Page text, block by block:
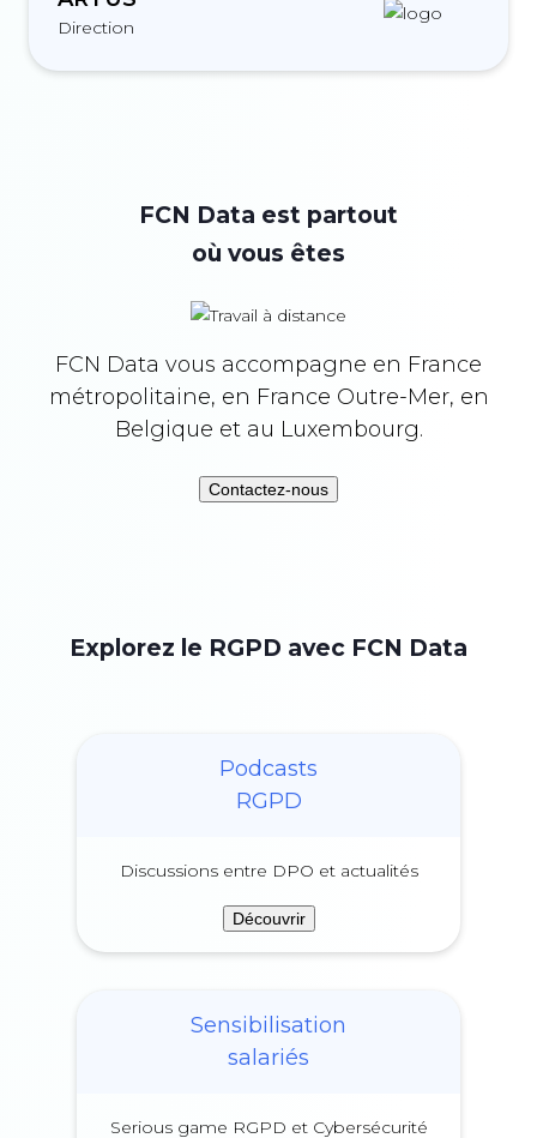
Direction
FCN Data est partout
où vous êtes
FCN Data vous accompagne en France
métropolitaine, en France Outre-Mer, en
Belgique et au Luxembourg.
Contactez-nous
Explorez le RGPD avec FCN Data
Podcasts
RGPD
Discussions entre DPO et actualités
Découvrir
Sensibilisation
salariés
Serious game RGPD et Cybersécurité